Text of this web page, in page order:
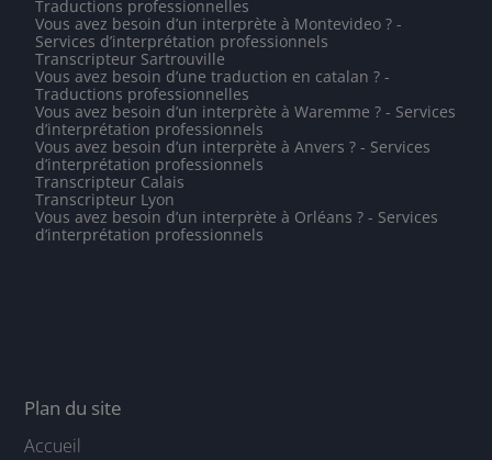
Traductions professionnelles
Vous avez besoin d’un interprète à Montevideo ? -
Services d’interprétation professionnels
Transcripteur Sartrouville
Vous avez besoin d’une traduction en catalan ? -
Traductions professionnelles
Vous avez besoin d’un interprète à Waremme ? - Services
d’interprétation professionnels
Vous avez besoin d’un interprète à Anvers ? - Services
d’interprétation professionnels
Transcripteur Calais
Transcripteur Lyon
Vous avez besoin d’un interprète à Orléans ? - Services
d’interprétation professionnels
Plan du site
Accueil